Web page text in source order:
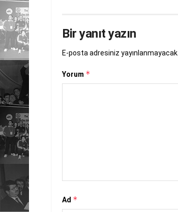
Bir yanıt yazın
E-posta adresiniz yayınlanmayacak.
Yorum *
Ad *